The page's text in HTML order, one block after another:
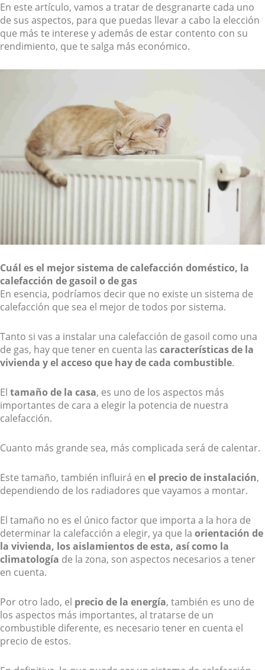
En este artículo, vamos a tratar de desgranarte cada uno
de sus aspectos, para que puedas llevar a cabo la elección
que más te interese y además de estar contento con su
rendimiento, que te salga más económico.
Cuál es el mejor sistema de calefacción doméstico, la
calefacción de gasoil o de gas
En esencia, podríamos decir que no existe un sistema de
calefacción que sea el mejor de todos por sistema.
Tanto si vas a instalar una calefacción de gasoil como una
de gas, hay que tener en cuenta las características de la
vivienda y el acceso que hay de cada combustible.
El tamaño de la casa, es uno de los aspectos más
importantes de cara a elegir la potencia de nuestra
calefacción.
Cuanto más grande sea, más complicada será de calentar.
Este tamaño, también influirá en el precio de instalación,
dependiendo de los radiadores que vayamos a montar.
El tamaño no es el único factor que importa a la hora de
determinar la calefacción a elegir, ya que la orientación de
la vivienda, los aislamientos de esta, así como la
climatología de la zona, son aspectos necesarios a tener
en cuenta.
Por otro lado, el precio de la energía, también es uno de
los aspectos más importantes, al tratarse de un
combustible diferente, es necesario tener en cuenta el
precio de estos.